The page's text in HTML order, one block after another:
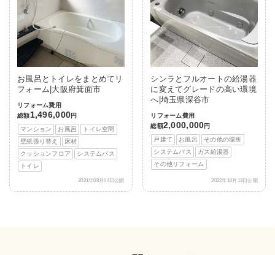
お風呂とトイレをまとめてリ
フォーム|大阪府箕面市
リフォーム費用
総額1,496,000円
マンション
お風呂
トイレ空間
壁紙張り替え
床材
クッションフロア
システムバス
トイレ
2021年08月04日公開
シンラとフルオートの給湯器
に変えてグレードの高い環境
へ|埼玉県深谷市
リフォーム費用
総額2,000,000円
戸建て
お風呂
その他の場所
システムバス
ガス給湯器
その他リフォーム
2022年10月13日公開